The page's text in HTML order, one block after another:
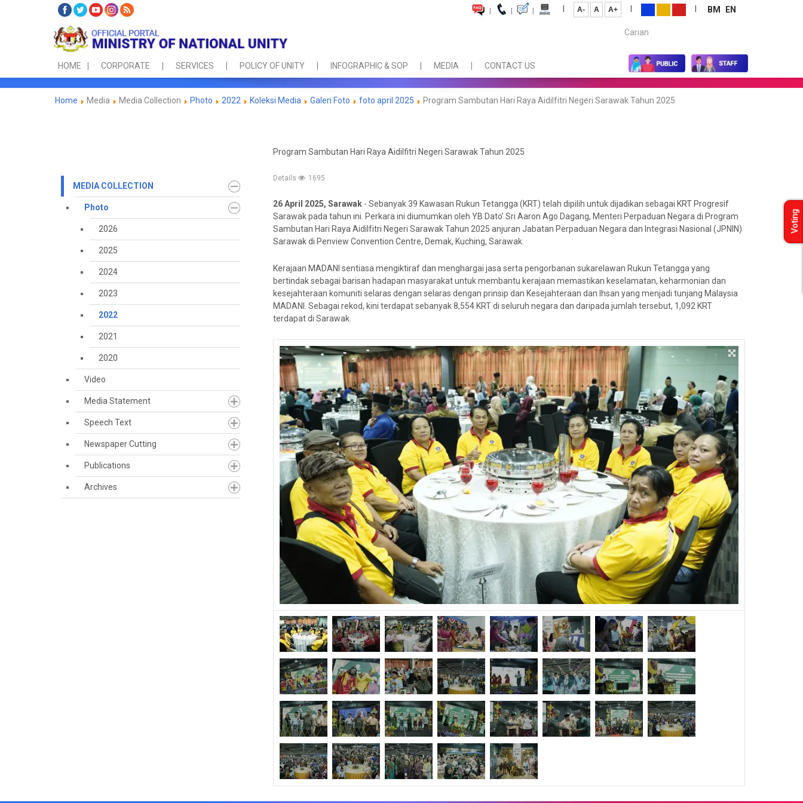
| | | | A- A A+ | | BM
EN
Carian...
HOME CORPORATE SERVICES POLICY OF UNITY INFOGRAPHIC & SOP MEDIA CONTACT US
Home Media Media Collection Photo 2022 Koleksi Media Galeri Foto foto april 2025 Program Sambutan Hari Raya Aidilfitri Negeri Sarawak Tahun 2025
MEDIA COLLECTION
Photo
2026
2025
2024
2023
2022
2021
2020
Video
Media Statement
Speech Text
Newspaper Cutting
Publications
Archives
Program Sambutan Hari Raya Aidilfitri Negeri Sarawak Tahun 2025
Details 1695
26 April 2025, Sarawak - Sebanyak 39 Kawasan Rukun Tetangga (KRT) telah dipilih untuk dijadikan sebagai KRT Progresif
Sarawak pada tahun ini. Perkara ini diumumkan oleh YB Dato’ Sri Aaron Ago Dagang, Menteri Perpaduan Negara di Program
Sambutan Hari Raya Aidilfitri Negeri Sarawak Tahun 2025 anjuran Jabatan Perpaduan Negara dan Integrasi Nasional (JPNIN)
Sarawak di Penview Convention Centre, Demak, Kuching, Sarawak.
Kerajaan MADANI sentiasa mengiktiraf dan menghargai jasa serta pengorbanan sukarelawan Rukun Tetangga yang
bertindak sebagai barisan hadapan masyarakat untuk membantu kerajaan memastikan keselamatan, keharmonian dan
kesejahteraan komuniti selaras dengan selaras dengan prinsip dan Kesejahteraan dan Ihsan yang menjadi tunjang Malaysia
MADANI. Sebagai rekod, kini terdapat sebanyak 8,554 KRT di seluruh negara dan daripada jumlah tersebut, 1,092 KRT
terdapat di Sarawak.
Voting